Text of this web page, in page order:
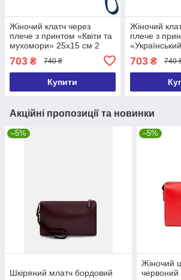
Жіночий клатч через
плече з принтом «Квіти та
мухомори» 25х15 см 2
703 ₴ 740 ₴
Купити
Жіночий
плече з
квітів»
комплекті
703₴ 740
Акційні пропозиції та новинки
–5%
Шкіряний млатч бордовий
–5%
Жіночий
червоний